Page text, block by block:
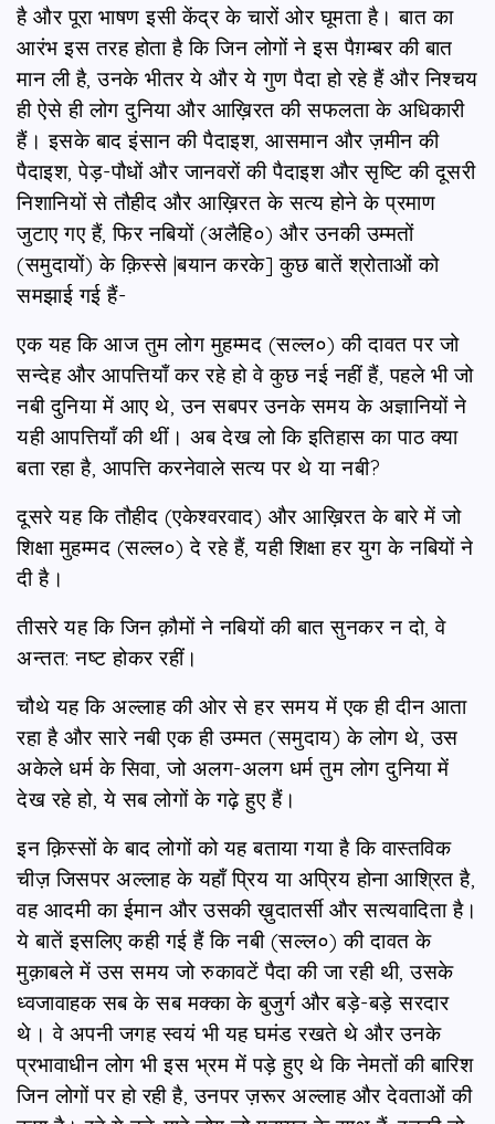
है और पूरा भाषण इसी केंद्र के चारों ओर घूमता है। बात का
आरंभ इस तरह होता है कि जिन लोगों ने इस पैग़म्बर की बात
मान ली है, उनके भीतर ये और ये गुण पैदा हो रहे हैं और निश्चय
ही ऐसे ही लोग दुनिया और आख़िरत की सफलता के अधिकारी
हैं। इसके बाद इंसान की पैदाइश, आसमान और ज़मीन की
पैदाइश, पेड़-पौधों और जानवरों की पैदाइश और सृष्टि की दूसरी
निशानियों से तौहीद और आख़िरत के सत्य होने के प्रमाण
जुटाए गए हैं, फिर नबियों (अलैहि०) और उनकी उम्मतों
(समुदायों) के क़िस्से |बयान करके] कुछ बातें श्रोताओं को
समझाई गई हैं-
एक यह कि आज तुम लोग मुहम्मद (सल्ल०) की दावत पर जो
सन्देह और आपत्तियाँ कर रहे हो वे कुछ नई नहीं हैं, पहले भी जो
नबी दुनिया में आए थे, उन सबपर उनके समय के अज्ञानियों ने
यही आपत्तियाँ की थीं। अब देख लो कि इतिहास का पाठ क्या
बता रहा है, आपत्ति करनेवाले सत्य पर थे या नबी?
दूसरे यह कि तौहीद (एकेश्वरवाद) और आख़िरत के बारे में जो
शिक्षा मुहम्मद (सल्ल०) दे रहे हैं, यही शिक्षा हर युग के नबियों ने
दी है।
तीसरे यह कि जिन क़ौमों ने नबियों की बात सुनकर न दो, वे
अन्तत: नष्ट होकर रहीं।
चौथे यह कि अल्लाह की ओर से हर समय में एक ही दीन आता
रहा है और सारे नबी एक ही उम्मत (समुदाय) के लोग थे, उस
अकेले धर्म के सिवा, जो अलग-अलग धर्म तुम लोग दुनिया में
देख रहे हो, ये सब लोगों के गढ़े हुए हैं।
इन क़िस्सों के बाद लोगों को यह बताया गया है कि वास्तविक
चीज़ जिसपर अल्लाह के यहाँ प्रिय या अप्रिय होना आश्रित है,
वह आदमी का ईमान और उसकी ख़ुदातर्सी और सत्यवादिता है।
ये बातें इसलिए कही गई हैं कि नबी (सल्ल०) की दावत के
मुक़ाबले में उस समय जो रुकावटें पैदा की जा रही थी, उसके
ध्वजावाहक सब के सब मक्का के बुजुर्ग और बड़े-बड़े सरदार
थे। वे अपनी जगह स्वयं भी यह घमंड रखते थे और उनके
प्रभावाधीन लोग भी इस भ्रम में पड़े हुए थे कि नेमतों की बारिश
जिन लोगों पर हो रही है, उनपर ज़रूर अल्लाह और देवताओं की